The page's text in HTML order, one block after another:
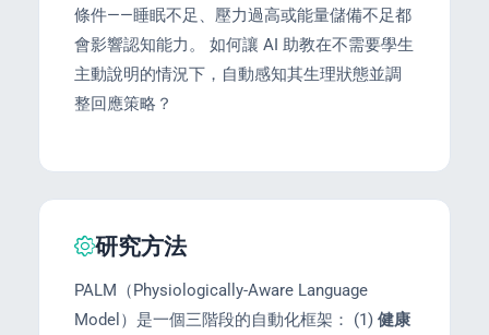
條件——睡眠不足、壓力過高或能量儲備不足都
會影響認知能力。 如何讓 AI 助教在不需要學生
主動說明的情況下，自動感知其生理狀態並調
整回應策略？
研究方法
PALM（Physiologically-Aware Language
Model）是一個三階段的自動化框架： (1) 健康